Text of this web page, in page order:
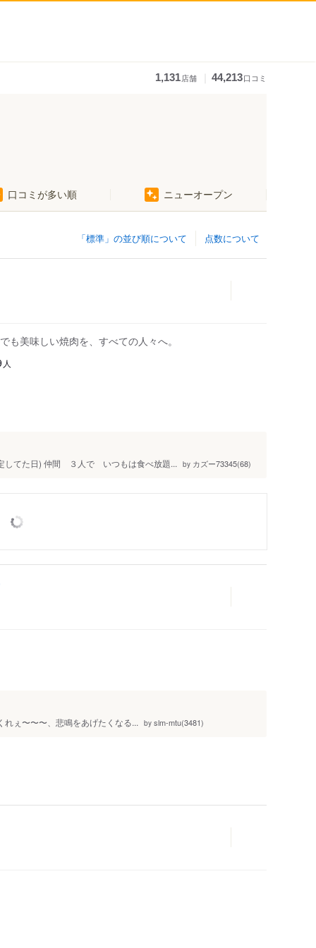
1,131店舗 44,213口コミ
口コミが多い順 ニューオープン
点数について
「標準」の並び順について
も美味しい焼肉を、すべての人々へ。
人
してた日) 仲間 ３人で いつもは食べ放題... by カズー73345(68)
ぇ〜〜〜、悲鳴をあげたくなる... by slm-mtu(3481)